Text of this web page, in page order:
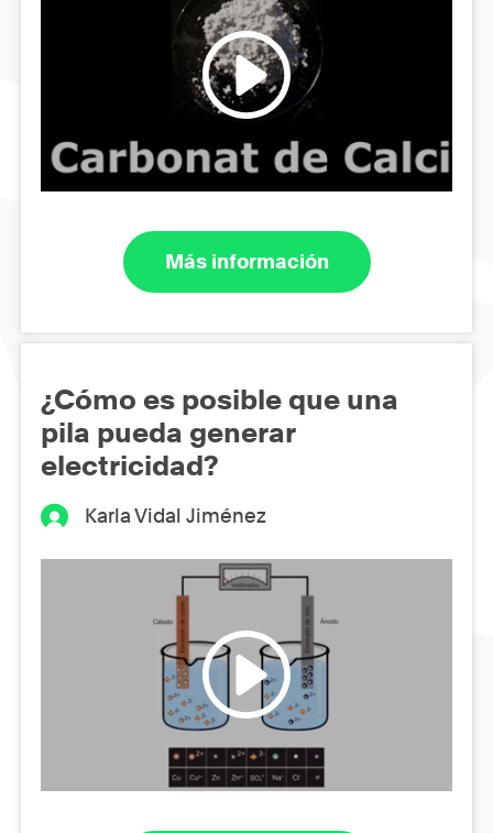
Más información
¿Cómo es posible que una
pila pueda generar
electricidad?
Karla Vidal Jiménez